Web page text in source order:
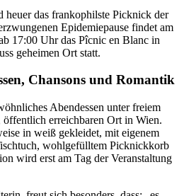
heuer das frankophilste Picknick der
Epidemiepause findet am
17:00 Uhr das Pîcnic en Blanc in
geheimen Ort statt.
Chansons und Romantik
Abendessen unter freiem
erreichbaren Ort in Wien.
in weiß gekleidet, mit eigenem
wohlgefülltem Picknickkorb
wird erst am Tag der Veranstaltung